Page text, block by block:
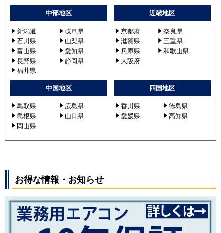
中部地区
新潟道
岐阜県
石川県
山梨県
富山県
愛知県
長野県
静岡県
福井県
近畿地区
京都府
奈良県
滋賀県
三重県
兵庫県
和歌山県
大阪府
中国地区
鳥取県
広島県
島根県
山口県
岡山県
四国地区
香川県
徳島県
愛媛県
高知県
お得な情報・お知らせ